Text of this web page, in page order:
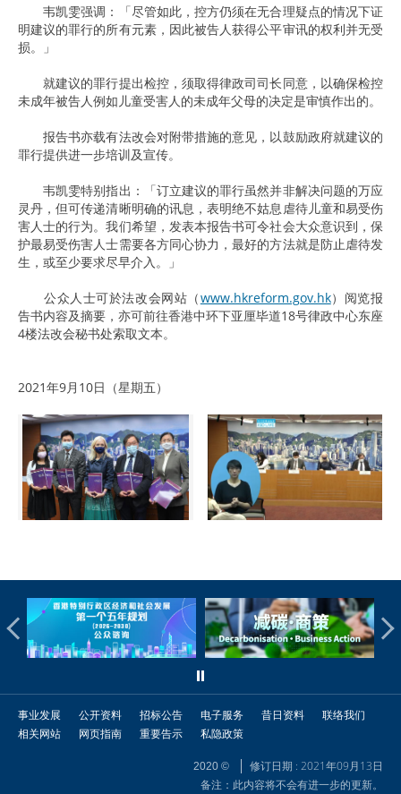
韦凯雯强调：「尽管如此，控方仍须在无合理疑点的情况下证
明建议的罪行的所有元素，因此被告人获得公平审讯的权利并无受
损。」
就建议的罪行提出检控，须取得律政司司长同意，以确保检控
未成年被告人例如儿童受害人的未成年父母的决定是审慎作出的。
报告书亦载有法改会对附带措施的意见，以鼓励政府就建议的
罪行提供进一步培训及宣传。
韦凯雯特别指出：「订立建议的罪行虽然并非解决问题的万应
灵丹，但可传递清晰明确的讯息，表明绝不姑息虐待儿童和易受伤
害人士的行为。我们希望，发表本报告书可令社会大众意识到，保
护最易受伤害人士需要各方同心协力，最好的方法就是防止虐待发
生，或至少要求尽早介入。」
公众人士可於法改会网站（www.hkreform.gov.hk）阅览报
告书内容及摘要，亦可前往香港中环下亚厘毕道18号律政中心东座
4楼法改会秘书处索取文本。
2021年9月10日（星期五）
事业发展 公开资料 招标公告 电子服务 昔日资料
联络我们
相关网站
网页指南 重要告示 私隐政策
2020 ©
修订日期 : 2021年09月13日
备注：此内容将不会有进一步的更新。